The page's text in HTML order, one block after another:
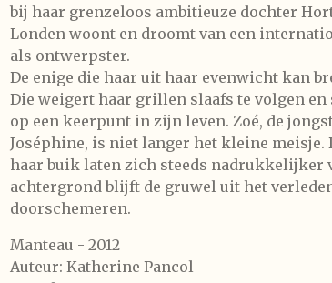
bij haar grenzeloos ambitieuze dochter
Londen woont en droomt van een
als ontwerpster.
De enige die haar uit haar evenwicht kan
Die weigert haar grillen slaafs te volgen en
op een keerpunt in zijn leven. Zoé, de
Joséphine, is niet langer het kleine meisje.
haar buik laten zich steeds nadrukkelijker
achtergrond blijft de gruwel uit het
doorschemeren.
Manteau - 2012
Auteur: Katherine Pancol